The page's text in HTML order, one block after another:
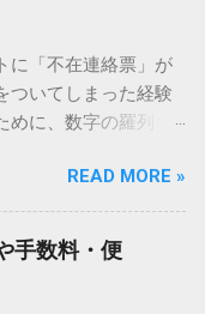
解説します。 この
も旧字・外字が出て
で出てこない漢字が
が文字を認識する
第1水準」「第2水
かし、人名や地名に
の組織だけで作ら
に含まれていない
に「不在連絡票」が
ついてしまった経験
に、数字の羅列を
あるかもしれませ
ングで受け取りた
一つで完結させた
川急便の会員制サー
プリの連携です。
READ MORE »
手数料・便